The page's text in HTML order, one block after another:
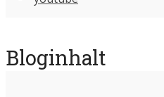
Bloginhalt